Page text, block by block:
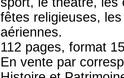
fêtes religieuses,
aériennes.
112 pages, format
En vente par